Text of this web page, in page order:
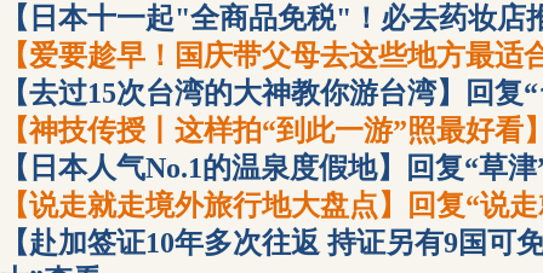
【日本十一起"全商品免税"！必去药妆店
【爱要趁早！国庆带父母去这些地方最适
【去过15次台湾的大神教你游台湾】回复
【神技传授丨这样拍“到此一游”照最好看
【日本人气No.1的温泉度假地】回复“草
【说走就走境外旅行地大盘点】回复“说
【赴加签证10年多次往返 持证另有9国可